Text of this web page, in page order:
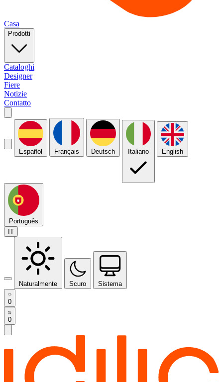
Casa
Prodotti
Cataloghi
Designer
Fiere
Notizie
Contatto
Español Français Deutsch Italiano English
Português
IT
Naturalmente Scuro Sistema
0
0